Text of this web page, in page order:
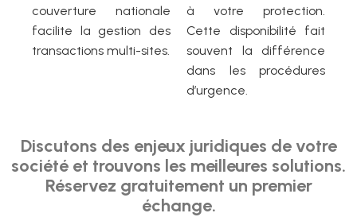
couverture nationale
facilite la gestion des
transactions multi-sites.
à votre protection.
Cette disponibilité fait
souvent la différence
dans les procédures
d’urgence.
Discutons des enjeux juridiques de votre
société et trouvons les meilleures solutions.
Réservez gratuitement un premier
échange.